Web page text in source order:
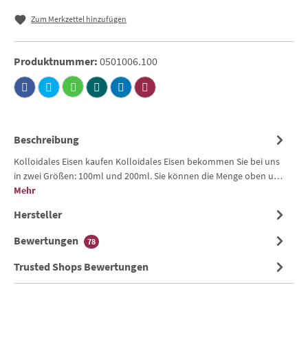
Zum Merkzettel hinzufügen
Produktnummer: 0501006.100
Beschreibung
Kolloidales Eisen kaufen Kolloidales Eisen bekommen Sie bei uns
in zwei Größen: 100ml und 200ml. Sie können die Menge oben u…
Mehr
Hersteller
Bewertungen
78
Trusted Shops Bewertungen